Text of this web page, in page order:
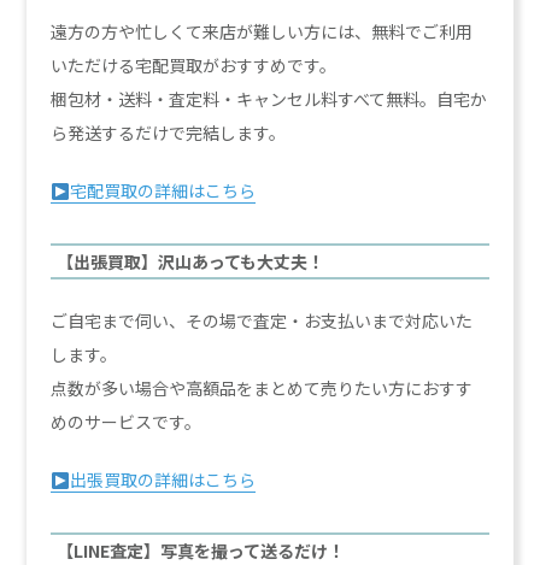
遠方の方や忙しくて来店が難しい方には、無料でご利用
いただける宅配買取がおすすめです。
梱包材・送料・査定料・キャンセル料すべて無料。自宅か
ら発送するだけで完結します。
宅配買取の詳細はこちら
【出張買取】沢山あっても大丈夫！
ご自宅まで伺い、その場で査定・お支払いまで対応いた
します。
点数が多い場合や高額品をまとめて売りたい方におすす
めのサービスです。
出張買取の詳細はこちら
【LINE査定】写真を撮って送るだけ！